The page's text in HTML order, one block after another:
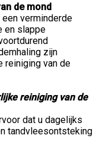
de mond
verminderde
en slappe
zijn
reiniging van de
reiniging van de
dat u dagelijks
tandvleesontsteking